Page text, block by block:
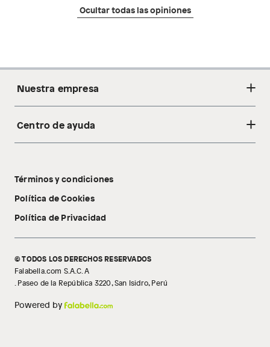
Ocultar todas las opiniones
Nuestra empresa
Acerca de nosotros
Tecnología Pillow Walk
Centro de ayuda
Libro de reclamaciones
Términos y condiciones
Política de Cookies
Política de Privacidad
© TODOS LOS DERECHOS RESERVADOS
Falabella.com S.A.C. A
. Paseo de la República 3220, San Isidro, Perú
Powered by